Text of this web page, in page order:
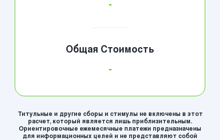
-
Общая Стоимость
-
Титульные и другие сборы и стимулы не включены в этот
расчет, который является лишь приблизительным.
Ориентировочные ежемесячные платежи предназначены
для информационных целей и не представляют собой